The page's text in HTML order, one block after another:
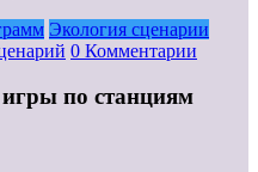
Экология сценарии
0 Комментарии
по станциям